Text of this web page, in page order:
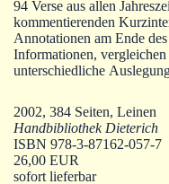
94 Verse aus allen
kommentierenden
Annotationen am Ende
Informationen,
unterschiedliche
2002, 384 Seiten, Leinen
Handbibliothek Dieterich
ISBN 978-3-87162-057-7
26,00 EUR
sofort lieferbar